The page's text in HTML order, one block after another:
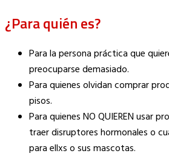
¿Para quién es?
Para la persona práctica que
preocuparse demasiado.
Para quienes olvidan comprar
pisos.
Para quienes NO QUIEREN usar
traer disruptores hormonales o
para ellxs o sus mascotas.